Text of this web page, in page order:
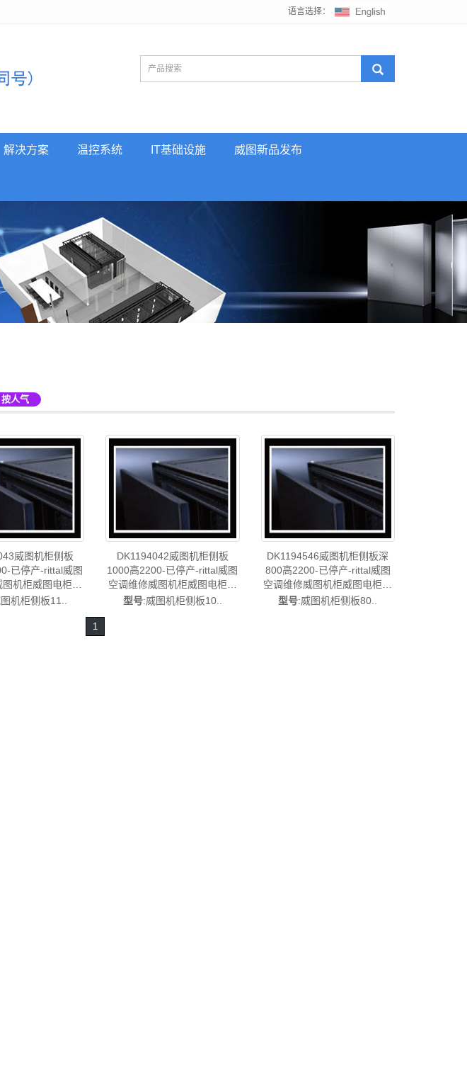
语言选择：
解决方案 温控系统 IT基础设施 威图新品发布
按人气
威图机柜侧板
已停产-rittal威图
机柜威图电柜威
PDU威图配件威图
机柜侧板11..
DK1194042威图机柜侧板
1000高2200-已停产-rittal威图
空调维修威图机柜威图电柜威
图风扇威图PDU威图配件威图
型号:威图机柜侧板10..
DK1194546威图机柜侧板深
800高2200-已停产-rittal威图
空调维修威图机柜威图电柜威
图风扇威图PDU威图配件威图
型号:威图机柜侧板80..
1